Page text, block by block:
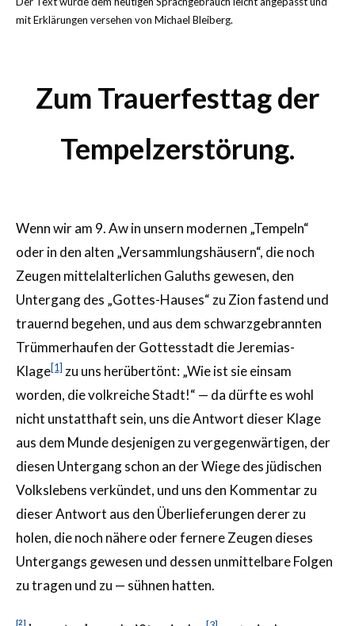
mit Erklärungen versehen von Michael Bleiberg.
Zum Trauerfesttag der
Tempelzerstörung.
Wenn wir am 9. Aw in unsern modernen „Tempeln“
oder in den alten „Versammlungshäusern“, die noch
Zeugen mittelalterlichen Galuths gewesen, den
Untergang des „Gottes-Hauses“ zu Zion fastend und
trauernd begehen, und aus dem schwarzgebrannten
Trümmerhaufen der Gottesstadt die Jeremias-
Klage[1] zu uns herübertönt: „Wie ist sie einsam
worden, die volkreiche Stadt!“ — da dürfte es wohl
nicht unstatthaft sein, uns die Antwort dieser Klage
aus dem Munde desjenigen zu vergegenwärtigen, der
diesen Untergang schon an der Wiege des jüdischen
Volkslebens verkündet, und uns den Kommentar zu
dieser Antwort aus den Überlieferungen derer zu
holen, die noch nähere oder fernere Zeugen dieses
Untergangs gewesen und dessen unmittelbare Folgen
zu tragen und zu — sühnen hatten.
[2]